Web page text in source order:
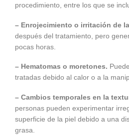
procedimiento, entre los que se
– Enrojecimiento o irritación de
después del tratamiento, pero
pocas horas.
– Hematomas o moretones.
tratadas debido al calor o a la
– Cambios temporales en la
personas pueden experimentar
superficie de la piel debido a una
grasa.